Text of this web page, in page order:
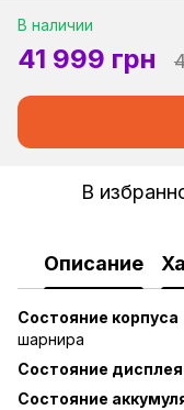
В наличии
41 999 грн
В
Описание
Состояние корпуса
шарнира
Состояние дисплея
Состояние